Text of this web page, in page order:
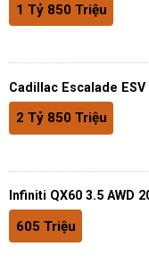
1 Tỷ 850 Triệu
Cadillac Escalade
2 Tỷ 850 Triệu
Infiniti QX60 3.5 AWD
605 Triệu